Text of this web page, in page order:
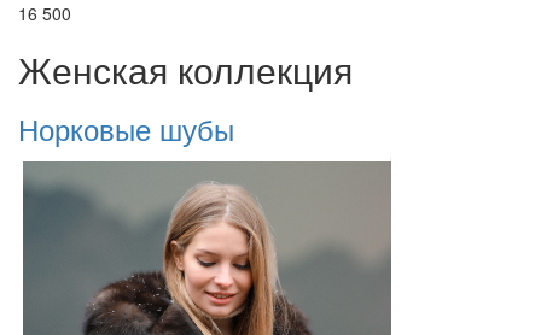
16 500
Женская коллекция
Норковые шубы